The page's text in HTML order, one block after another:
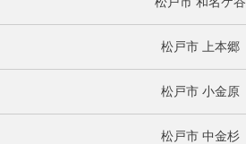
松戸市 上本郷
松戸市 小金原
松戸市 中金杉